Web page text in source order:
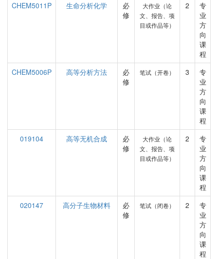
CHEM5011P
生命分析化学
必
修
大作业（论
文、报告、项
目或作品等）
2
专
业
方
向
课
程
CHEM5006P
高等分析方法
必
修
笔试（开卷） 3
专
业
方
向
课
程
019104
高等无机合成
必
修
大作业（论
文、报告、项
目或作品等）
2
专
业
方
向
课
程
020147
高分子生物材料
必
修
笔试（闭卷） 2
专
业
方
向
课
程